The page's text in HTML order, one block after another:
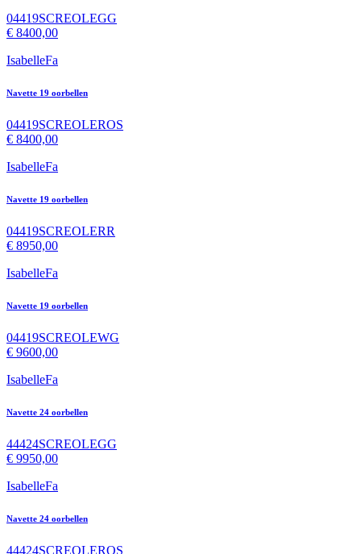
04419SCREOLEGG
€ 8400,00
IsabelleFa
Navette 19 oorbellen
04419SCREOLEROS
€ 8400,00
IsabelleFa
Navette 19 oorbellen
04419SCREOLERR
€ 8950,00
IsabelleFa
Navette 19 oorbellen
04419SCREOLEWG
€ 9600,00
IsabelleFa
Navette 24 oorbellen
44424SCREOLEGG
€ 9950,00
IsabelleFa
Navette 24 oorbellen
44424SCREOLEROS